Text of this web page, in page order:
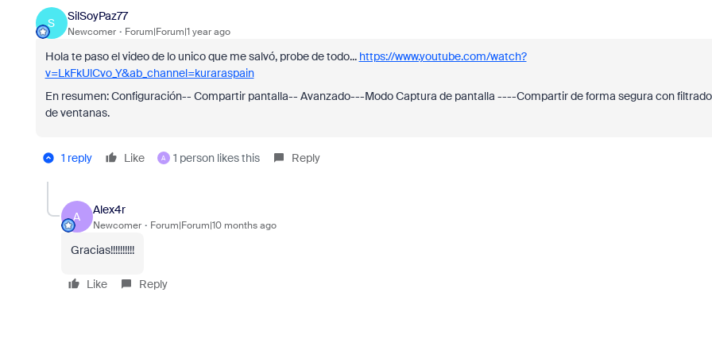
S
SilSoyPaz77
Newcomer Forum|Forum|1 year ago
Hola te paso el video de lo unico que me salvó, probe de todo... https://www.youtube.com/watch?
v=LkFkUlCvo_Y&ab_channel=kuraraspain
En resumen: Configuración-- Compartir pantalla-- Avanzado---Modo Captura de pantalla ----Compartir de forma segura con filtrado
de ventanas.
1 reply Like A 1 person likes this Reply
A
Alex4r
Newcomer Forum|Forum|10 months ago
Gracias!!!!!!!!!!
Like Reply